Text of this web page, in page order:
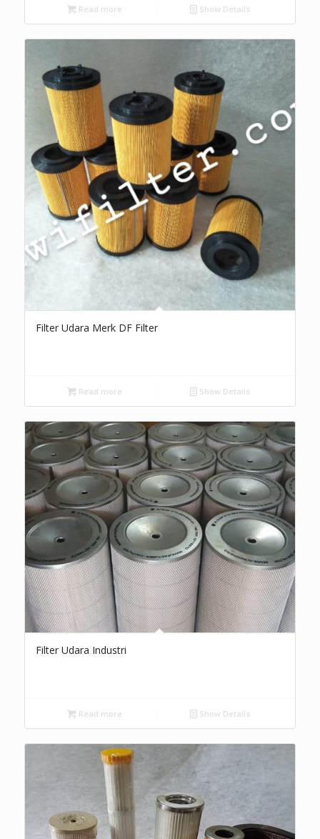
Read more Show Details
Filter Udara Merk DF Filter
Read more Show Details
Filter Udara Industri
Read more Show Details